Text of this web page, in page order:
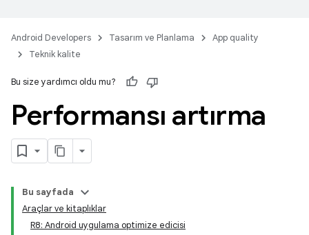
Android Developers Tasarım ve Planlama
App quality
Teknik kalite
Bu size yardımcı oldu mu?
Performansı artırma
Bu sayfada
Araçlar ve kitaplıklar
R8: Android uygulama optimize edicisi